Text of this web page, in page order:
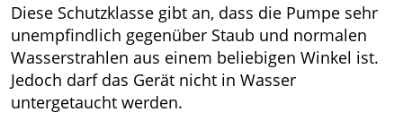
Diese Schutzklasse gibt an, dass die Pumpe sehr
unempfindlich gegenüber Staub und normalen
Wasserstrahlen aus einem beliebigen Winkel ist.
Jedoch darf das Gerät nicht in Wasser
untergetaucht werden.